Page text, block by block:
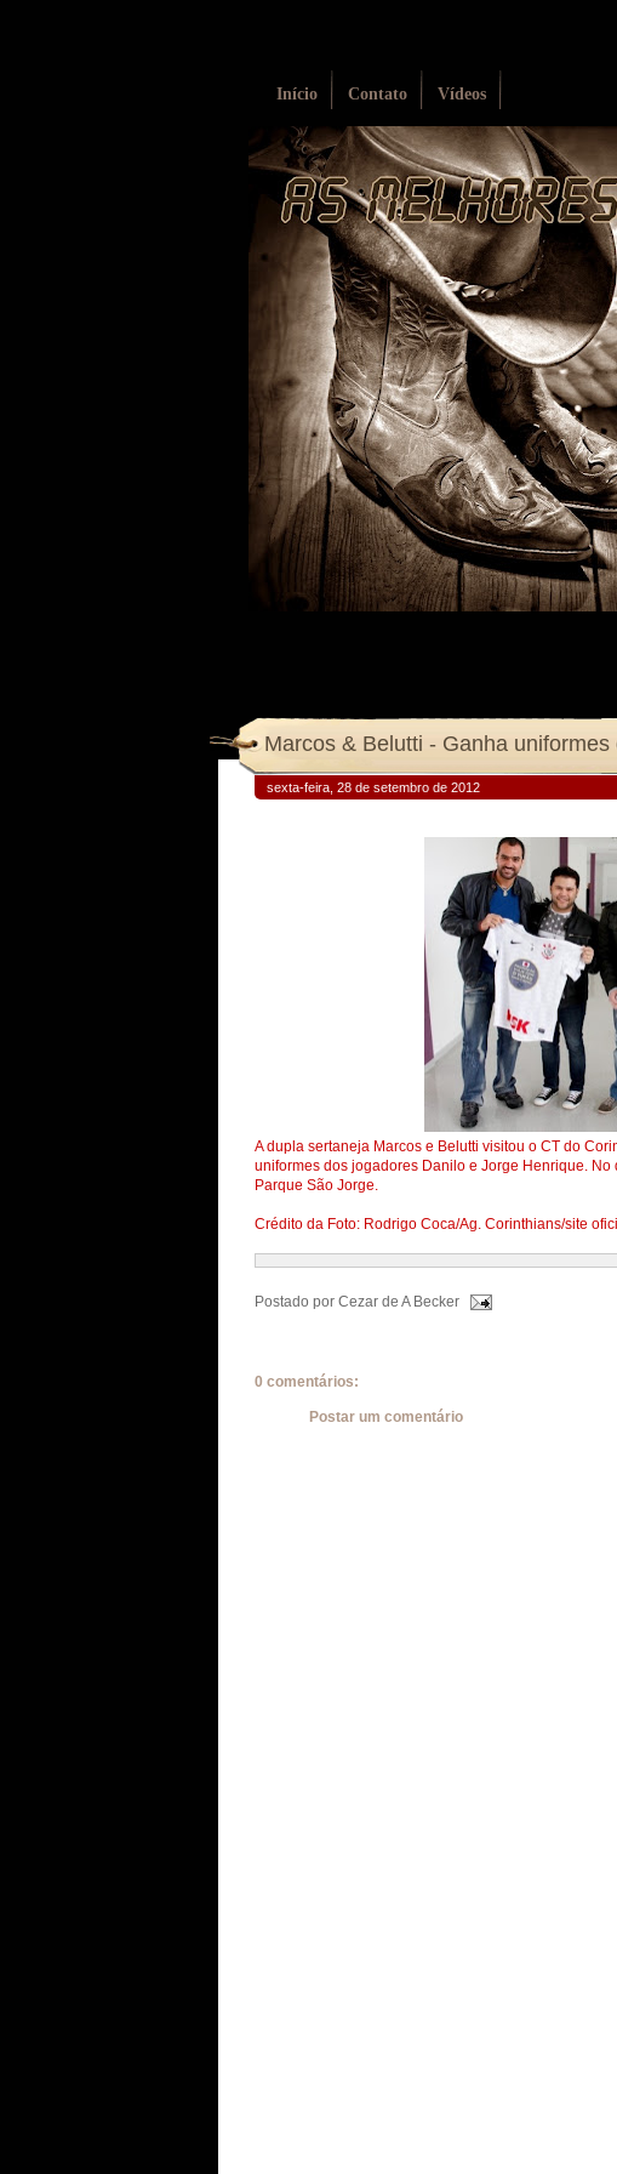
Início Contato Vídeos
Marcos & Belutti - Ganha
sexta-feira, 28 de setembro de 2012
A dupla sertaneja Marcos e Belutti visitou o CT do
uniformes dos jogadores Danilo e Jorge Henrique.
Parque São Jorge.
Crédito da Foto: Rodrigo Coca/Ag. Corinthians/site
Postado por Cezar de A Becker
0 comentários:
Postar um comentário